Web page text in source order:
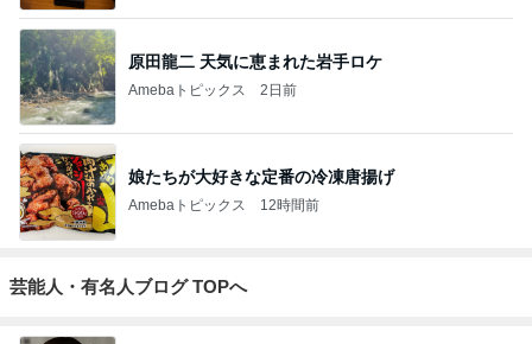
原田龍二 天気に恵まれた岩手ロケ
Amebaトピックス 2日前
娘たちが大好きな定番の冷凍唐揚げ
Amebaトピックス 12時間前
芸能人・有名人ブログ TOPへ